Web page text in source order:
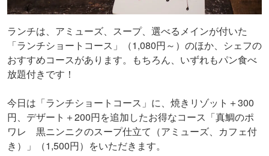
ランチは、アミューズ、スープ、選べるメインが付いた
「ランチショートコース」（1,080円～）のほか、シェフの
おすすめコースがあります。もちろん、いずれもパン食べ
放題付きです！
今日は「ランチショートコース」に、焼きリゾット＋300
円、デザート＋200円を追加したお得なコース「真鯛のポ
ワレ 黒ニンニクのスープ仕立て（アミューズ、カフェ付
き）」（1,500円）をいただきます。